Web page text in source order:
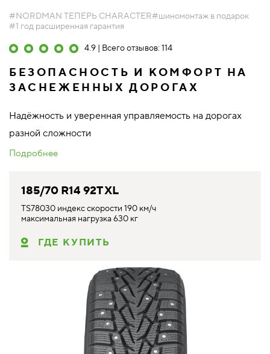
#NORDMAN ТЕПЕРЬ CHARACTER#шиномонтаж в подарок
#1 год расширенная гарантия
4.9 | Всего отзывов: 114
БЕЗОПАСНОСТЬ И КОМФОРТ НА
ЗАСНЕЖЕННЫХ ДОРОГАХ
Надёжность и уверенная управляемость на дорогах
разной сложности
Подробнее
185/70 R14 92T XL
TS78030 индекс скорости 190 км/ч
максимальная нагрузка 630 кг
ГДЕ КУПИТЬ